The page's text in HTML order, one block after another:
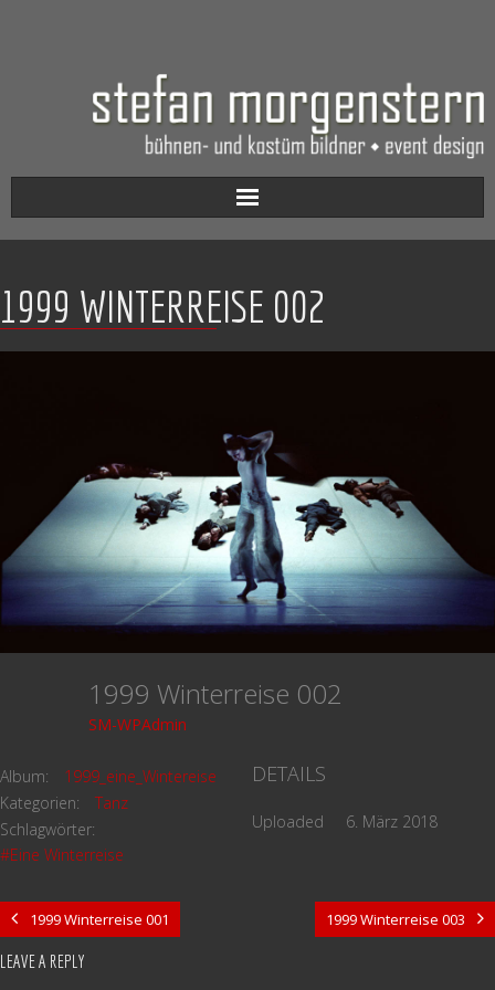
Aktuell
Werkverzeichnis
Biografie
1999 WINTERREISE 002
1999 Winterreise 002
SM-WPAdmin
Album:
1999_eine_Wintereise
Kategorien:
Tanz
Schlagwörter:
#Eine Winterreise
DETAILS
Uploaded 6. März 2018
1999 Winterreise 001 1999 Winterreise 003
LEAVE A REPLY